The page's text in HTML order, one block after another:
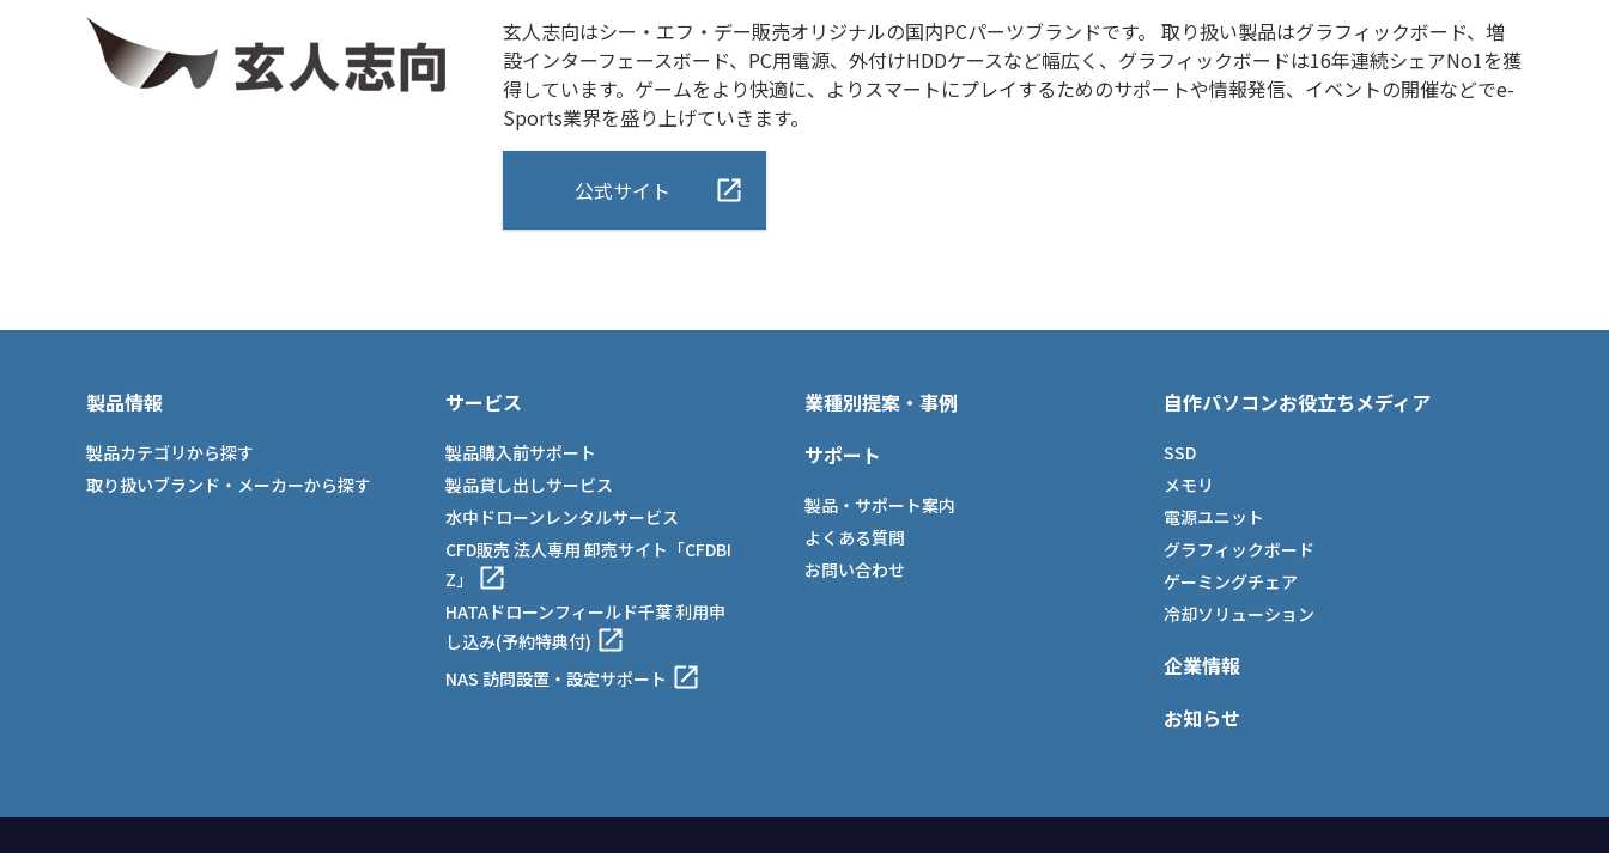
玄人志向はシー・エフ・デー販売オリジナルの国内PCパーツブランドです。 取り扱い製品はグラフィックボード、増
設インターフェースボード、PC用電源、外付けHDDケースなど幅広く、グラフィックボードは16年連続シェアNo1を獲
得しています。ゲームをより快適に、よりスマートにプレイするためのサポートや情報発信、イベントの開催などでe-
Sports業界を盛り上げていきます。
公式サイト
製品情報
製品カテゴリから探す
取り扱いブランド・メーカーから探す
サービス
製品購入前サポート
製品貸し出しサービス
水中ドローンレンタルサービス
CFD販売 法人専用 卸売サイト「CFDBI
Z」
HATAドローンフィールド千葉 利用申
し込み(予約特典付)
NAS 訪問設置・設定サポート
業種別提案・事例
サポート
製品・サポート案内
よくある質問
お問い合わせ
自作パソコンお役立ちメディア
SSD
メモリ
電源ユニット
グラフィックボード
ゲーミングチェア
冷却ソリューション
企業情報
お知らせ